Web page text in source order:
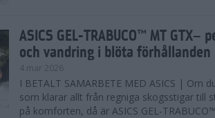
ASICS GEL-TRABUCO™ MT
och vandring i blöta förhållanden
4 mar 2026
I BETALT SAMARBETE MED ASICS | Om
som klarar allt från regniga skogsstigar till
på komforten, då är ASICS GEL-